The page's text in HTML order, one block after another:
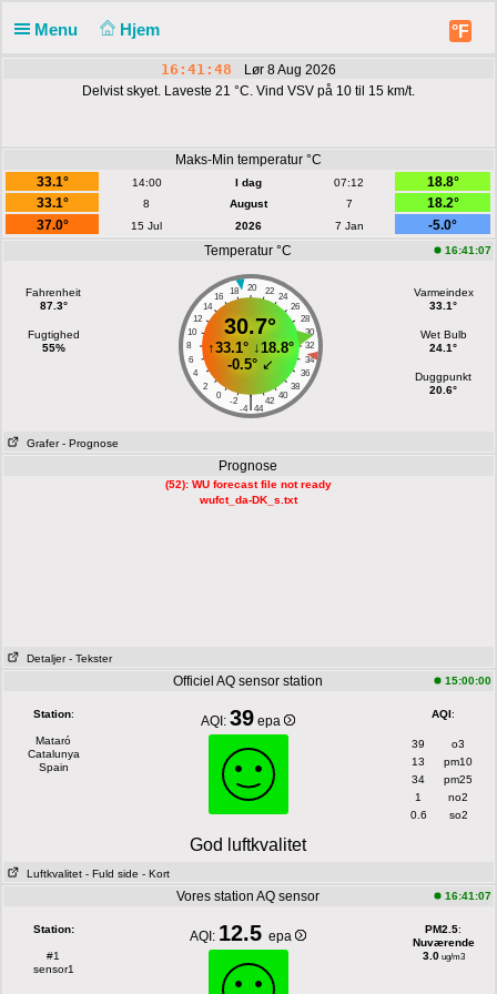
Menu Hjem °F
16:41:48
Lør 8 Aug 2026
Delvist skyet. Laveste 21 °C. Vind VSV på 10 til 15 km/t.
Maks-Min temperatur °C
33.1°
14:00 I dag 07:12
18.8°
33.1°
8 August 7
18.2°
37.0°
15 Jul 2026 7 Jan
-5.0°
Temperatur °C
16:41:07
Fahrenheit
87.3°
Fugtighed
55%
20
18 22
16
24
14
26
12
28
10
30
8
32
6
34
4
36
2
38
0
40
-2 42
|
-4 44
30.7°
↑33.1°↓18.8°
-0.5°↙
Varmeindex
33.1°
Wet Bulb
24.1°
Duggpunkt
20.6°
Grafer - Prognose
Prognose
(52): WU forecast file not ready
wufct_da-DK_s.txt
Detaljer - Tekster
Officiel AQ sensor station 15:00:00
Station:
Mataró
Catalunya
Spain
AQI:39 epa AQI:
39
o3
13
pm10
34
pm25
1
no2
0.6
so2
God luftkvalitet
Luftkvalitet - Fuld side - Kort
Vores station AQ sensor 16:41:07
Station:
#1
sensor1
AQI: 12.5epa PM2.5:
Nuværende
3.0ug/m3